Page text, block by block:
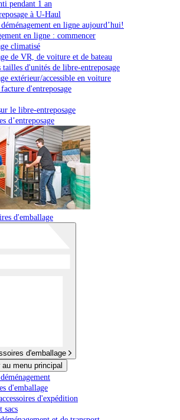
pendant 1 an
à U-Haul
en ligne aujourd’hui!
en ligne : commencer
climatisé
de VR, de voiture et de bateau
tailles d'unités de libre-entreposage
extérieur/accessible en voiture
d'entreposage
le libre-entreposage
d’entreposage
d'emballage
d'emballage
au menu principal
d'emballage
d'expédition
sacs